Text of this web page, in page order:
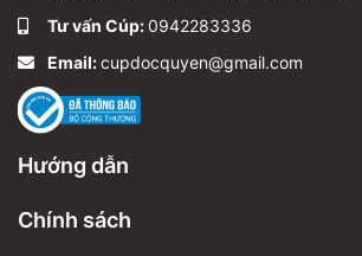
Tư vấn Cúp:0942283336
Email:cupdocquyen@gmail.com
Hướng dẫn
Chính sách